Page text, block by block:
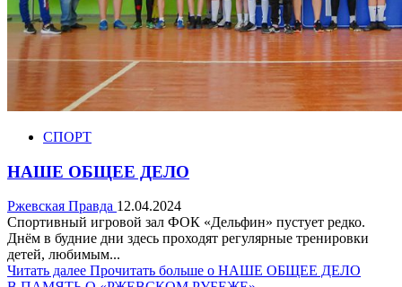
СПОРТ
НАШЕ ОБЩЕЕ ДЕЛО
Ржевская Правда 12.04.2024
Спортивный игровой зал ФОК «Дельфин» пустует редко.
Днём в будние дни здесь проходят регулярные тренировки
детей, любимым...
Читать далее Прочитать больше о НАШЕ ОБЩЕЕ ДЕЛО